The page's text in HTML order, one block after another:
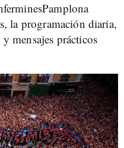
la programación diaria,
mensajes prácticos